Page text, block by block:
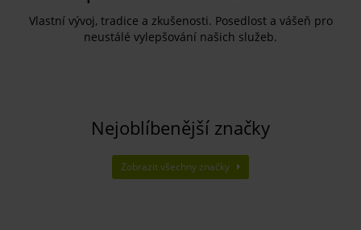
Vlastní vývoj, tradice a zkušenosti. Posedlost a vášeň pro
neustálé vylepšování našich služeb.
Nejoblíbenější značky
Zobrazit všechny značky